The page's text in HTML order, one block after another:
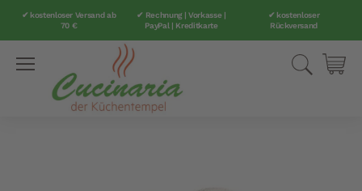
✔ kostenloser Versand ab
70 €
✔ Rechnung | Vorkasse |
PayPal | Kreditkarte
✔ kostenloser
Rückversand
Suche